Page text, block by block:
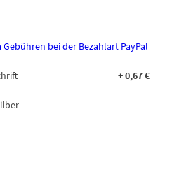
bei der Bezahlart PayPal
+0,67€